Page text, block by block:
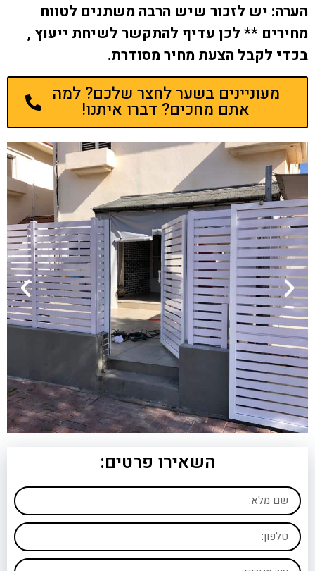
הערה: יש לזכור שיש הרבה משתנים לטווח
מחירים ** לכן עדיף להתקשר לשיחת ייעוץ ,
בכדי לקבל הצעת מחיר מסודרת.
מעוניינים בשער לחצר שלכם? למה
אתם מחכים? דברו איתנו!
השאירו פרטים: